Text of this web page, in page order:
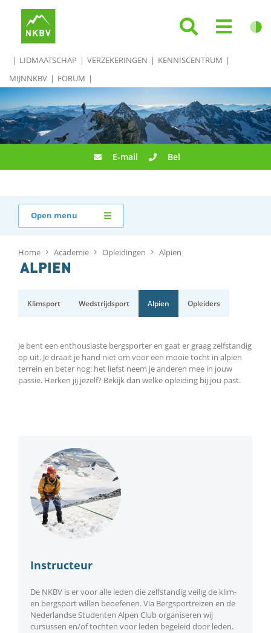
LIDMAATSCHAP VERZEKERINGEN
KENNISCENTRUM
MIJNNKBV
FORUM
E-mail Bel
Open menu
Home Academie Opleidingen Alpien
ALPIEN
Klimsport Wedstrijdsport Alpien Opleiders
Je bent een enthousiaste bergsporter en gaat er graag zelfstandig
op uit. Je draait je hand niet om voor een mooie tocht in alpien
terrein en beter nog: het liefst neem je anderen mee in jouw
passie. Herken jij jezelf? Bekijk dan welke opleiding bij jou past.
Instructeur
De NKBV is er voor alle leden die zelfstandig veilig de klim-
en bergsport willen beoefenen. Via Bergsportreizen en de
Nederlandse Studenten Alpen Club organiseren wij
cursussen en/of tochten voor leden begeleid door leden.